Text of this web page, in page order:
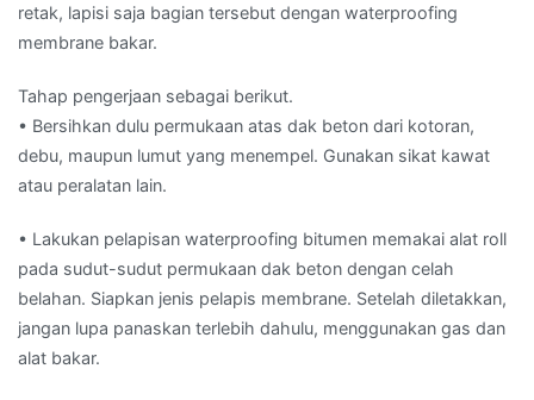
retak, lapisi saja bagian tersebut dengan waterproofing
membrane bakar.
Tahap pengerjaan sebagai berikut.
• Bersihkan dulu permukaan atas dak beton dari kotoran,
debu, maupun lumut yang menempel. Gunakan sikat kawat
atau peralatan lain.
• Lakukan pelapisan waterproofing bitumen memakai alat roll
pada sudut-sudut permukaan dak beton dengan celah
belahan. Siapkan jenis pelapis membrane. Setelah diletakkan,
jangan lupa panaskan terlebih dahulu, menggunakan gas dan
alat bakar.